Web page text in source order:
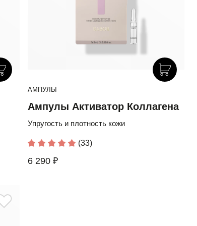
АМПУЛЫ
Ампулы Активатор Коллагена
Упругость и плотность кожи
(33)
6 290 ₽